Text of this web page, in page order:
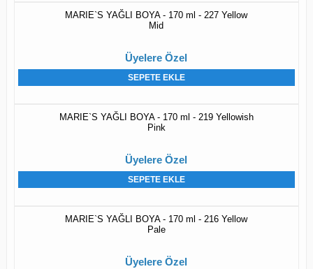
MARIE`S YAĞLI BOYA - 170 ml - 227 Yellow
Mid
Üyelere Özel
SEPETE EKLE
MARIE`S YAĞLI BOYA - 170 ml - 219 Yellowish
Pink
Üyelere Özel
SEPETE EKLE
MARIE`S YAĞLI BOYA - 170 ml - 216 Yellow
Pale
Üyelere Özel